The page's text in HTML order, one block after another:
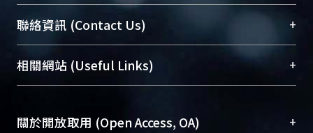
臺大位居世界頂尖大學之列，為永久珍藏及向國際
展現本校豐碩的研究成果及學術能量，圖書館整合
機構典藏（NTUR）與學術庫（AH）不同功能平
台，成為臺大學術典藏NTU scholars。期能整合研
成果。
聯絡資訊 (Contact Us) +
總館學科館員(Main Library)
醫學圖書館學科館員(Medical Library)
Sciences Library)
相關網站 (Useful Links) +
關於開放取用 (Open Access, OA) +